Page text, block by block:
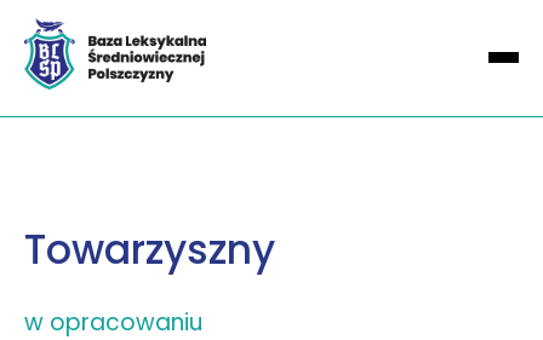
Towarzyszny
w opracowaniu